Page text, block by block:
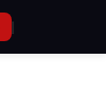
|